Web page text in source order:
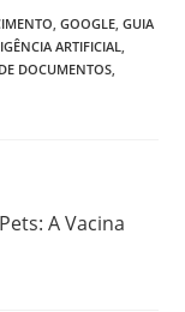
, GOOGLE, GUIA
ARTIFICIAL,
DOCUMENTOS,
A Vacina